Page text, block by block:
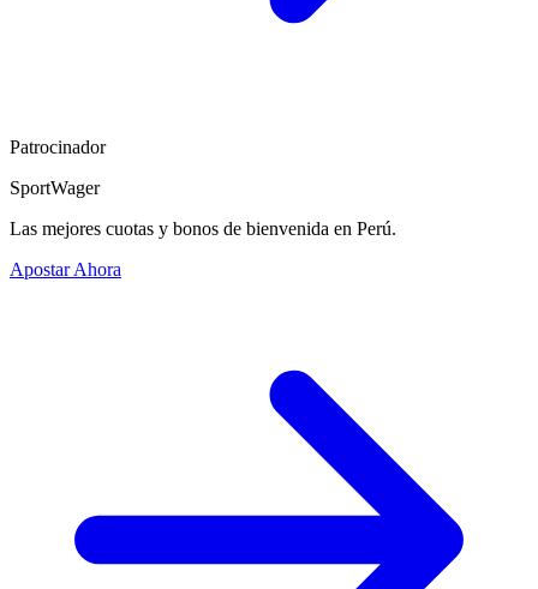
Patrocinador
SportWager
Las mejores cuotas y bonos de bienvenida en Perú.
Apostar Ahora